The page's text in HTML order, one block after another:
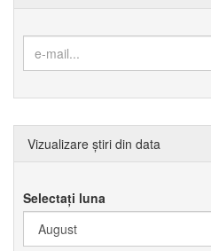
Vizualizare știri din data
Selectați luna